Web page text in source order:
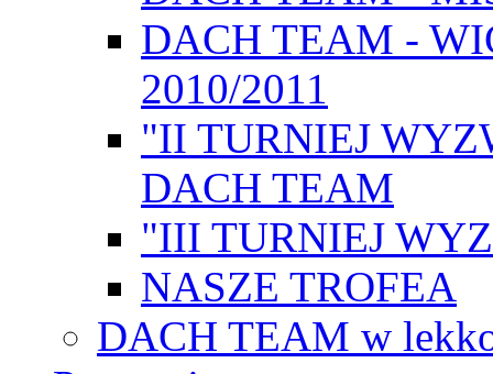
DACH TEAM -
2010/2011
"II TURNIEJ
DACH TEAM
"III TURNIEJ
NASZE TROFEA
DACH TEAM w